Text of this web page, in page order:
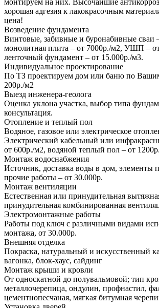
монтируем на них. Высочайшие
хорошая адгезия к лакокрасочным
цена!
Возведение фундамента
Винтовые, забивные и буронабивные сваи
монолитная плита – от 7000р./м2, УШП –
ленточный фундамент – от 15.000р./м3.
Индивидуальное проектирование
По ТЗ проектируем дом или баню по
200р./м2
Выезд инженера-геолога
Оценка уклона участка, выбор типа
консультация.
Отопление и теплый пол
Водяное, газовое или электрическое
Электрический кабельный или
от 600р./м2, водяной теплый пол – от
Монтаж водоснабжения
Источник, доставка воды в дом, элементы
прочие работы – от 30.000р.
Монтаж вентиляции
Естественная или принудительная
принудительная комбинированная
Электромонтажные работы
Работы под ключ с различными видами
монтажа, от 30.000р.
Внешняя отделка
Покраска, натуральный и искусственный
вагонка, блок-хаус, сайдинг
Монтаж крыши и кровли
От односкатной до полувальмовой; тип
металлочерепица, ондулин, профнастил,
цементнопесчаная, мягкая битумная